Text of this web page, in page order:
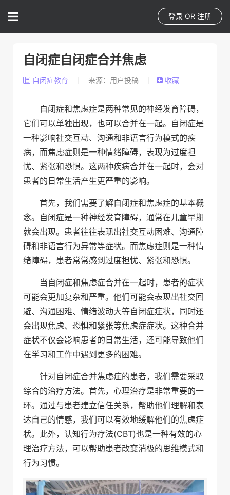
登录 OR 注册
自闭症自闭症合并焦虑
自闭症教育 来源：用户投稿 收藏
自闭症和焦虑症是两种常见的神经发育障碍，
它们可以单独出现，也可以合并在一起。自闭症是
一种影响社交互动、沟通和非语言行为模式的疾
病，而焦虑症则是一种情绪障碍，表现为过度担
忧、紧张和恐惧。这两种疾病合并在一起时，会对
患者的日常生活产生更严重的影响。
首先，我们需要了解自闭症和焦虑症的基本概
念。自闭症是一种神经发育障碍，通常在儿童早期
就会出现。患者往往表现出社交互动困难、沟通障
碍和非语言行为异常等症状。而焦虑症则是一种情
绪障碍，患者常常感到过度担忧、紧张和恐惧。
当自闭症和焦虑症合并在一起时，患者的症状
可能会更加复杂和严重。他们可能会表现出社交回
避、沟通困难、情绪波动大等自闭症症状，同时还
会出现焦虑、恐惧和紧张等焦虑症症状。这种合并
症状不仅会影响患者的日常生活，还可能导致他们
在学习和工作中遇到更多的困难。
针对自闭症合并焦虑症的患者，我们需要采取
综合的治疗方法。首先，心理治疗是非常重要的一
环。通过与患者建立信任关系，帮助他们理解和表
达自己的情感，我们可以有效地缓解他们的焦虑症
状。此外，认知行为疗法(CBT)也是一种有效的心
理治疗方法，可以帮助患者改变消极的思维模式和
行为习惯。